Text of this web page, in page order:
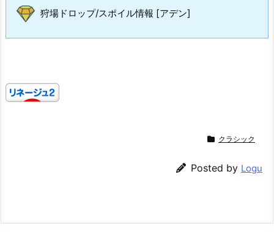
狩場ドロップ/スポイル情報 [アデン]
クラシック
Posted by Logu